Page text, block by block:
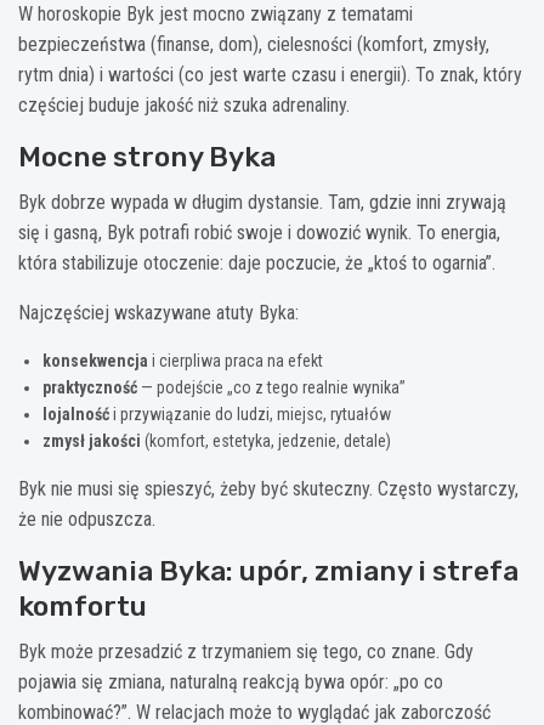
W horoskopie Byk jest mocno związany z tematami
bezpieczeństwa (finanse, dom), cielesności (komfort, zmysły,
rytm dnia) i wartości (co jest warte czasu i energii). To znak, który
częściej buduje jakość niż szuka adrenaliny.
Mocne strony Byka
Byk dobrze wypada w długim dystansie. Tam, gdzie inni zrywają
się i gasną, Byk potrafi robić swoje i dowozić wynik. To energia,
która stabilizuje otoczenie: daje poczucie, że „ktoś to ogarnia”.
Najczęściej wskazywane atuty Byka:
konsekwencja i cierpliwa praca na efekt
praktyczność — podejście „co z tego realnie wynika”
lojalnośći przywiązanie do ludzi, miejsc, rytuałów
zmysł jakości (komfort, estetyka, jedzenie, detale)
Byk nie musi się spieszyć, żeby być skuteczny. Często wystarczy,
że nie odpuszcza.
Wyzwania Byka: upór, zmiany i strefa
komfortu
Byk może przesadzić z trzymaniem się tego, co znane. Gdy
pojawia się zmiana, naturalną reakcją bywa opór: „po co
kombinować?”. W relacjach może to wyglądać jak zaborczość